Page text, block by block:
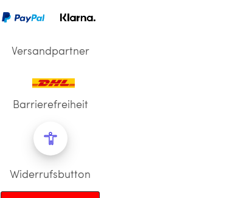
Versandpartner
Barrierefreiheit
Widerrufsbutton